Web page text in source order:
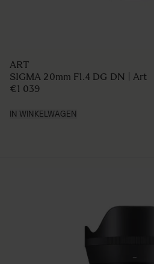
ART
SIGMA 20mm F1.4 DG DN | Art
€1 039
IN WINKELWAGEN